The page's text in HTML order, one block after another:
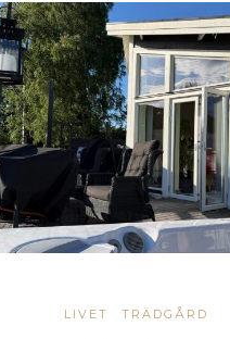
LIVET TRÄDGÅRD